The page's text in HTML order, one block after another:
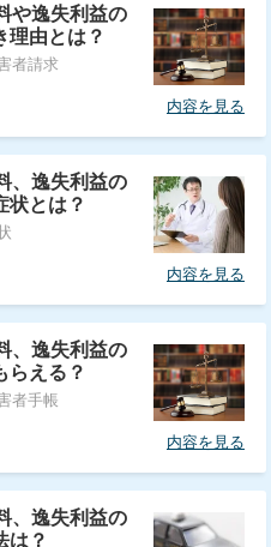
や逸失利益の
理由とは？
者請求
内容を見る
、逸失利益の
状とは？
内容を見る
、逸失利益の
らえる？
者手帳
内容を見る
、逸失利益の
は？